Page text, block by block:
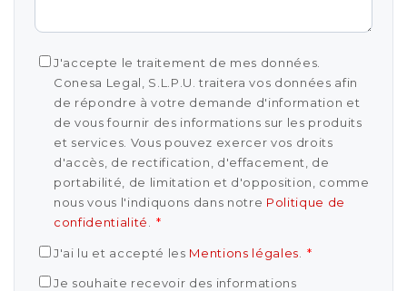
J'accepte le traitement de mes données.
Conesa Legal, S.L.P.U. traitera vos données afin
de répondre à votre demande d'information et
de vous fournir des informations sur les produits
et services. Vous pouvez exercer vos droits
d'accès, de rectification, d'effacement, de
portabilité, de limitation et d'opposition, comme
nous vous l'indiquons dans notre Politique de
confidentialité
*
J'ai lu et accepté les Mentions légales *
Je souhaite recevoir des informations